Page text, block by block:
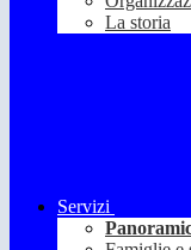
La storia
Servizi